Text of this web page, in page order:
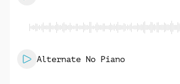
Alternate No Piano